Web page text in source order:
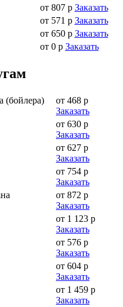
от 807 р Заказать
от 571 р Заказать
от 650 р Заказать
от 0 р Заказать
(бойлера)
от 468 р
Заказать
от 630 р
Заказать
от 627 р
Заказать
от 754 р
Заказать
от 872 р
Заказать
от 1 123 р
Заказать
от 576 р
Заказать
от 604 р
Заказать
от 1 459 р
Заказать